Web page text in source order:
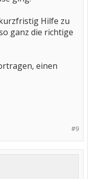
Hilfe zu
ganz die richtige
einen
#9